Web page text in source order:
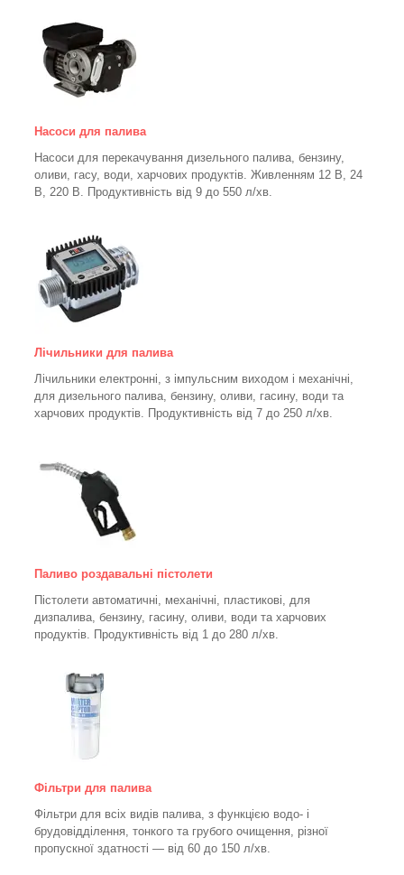
Насоси для палива
Насоси для перекачування дизельного палива, бензину,
оливи, гасу, води, харчових продуктів. Живленням 12 В, 24
В, 220 В. Продуктивність від 9 до 550 л/хв.
Лічильники для палива
Лічильники електронні, з імпульсним виходом і механічні,
для дизельного палива, бензину, оливи, гасину, води та
харчових продуктів. Продуктивність від 7 до 250 л/хв.
Паливо роздавальні пістолети
Пістолети автоматичні, механічні, пластикові, для
дизпалива, бензину, гасину, оливи, води та харчових
продуктів. Продуктивність від 1 до 280 л/хв.
Фільтри для палива
Фільтри для всіх видів палива, з функцією водо- і
брудовідділення, тонкого та грубого очищення, різної
пропускної здатності — від 60 до 150 л/хв.